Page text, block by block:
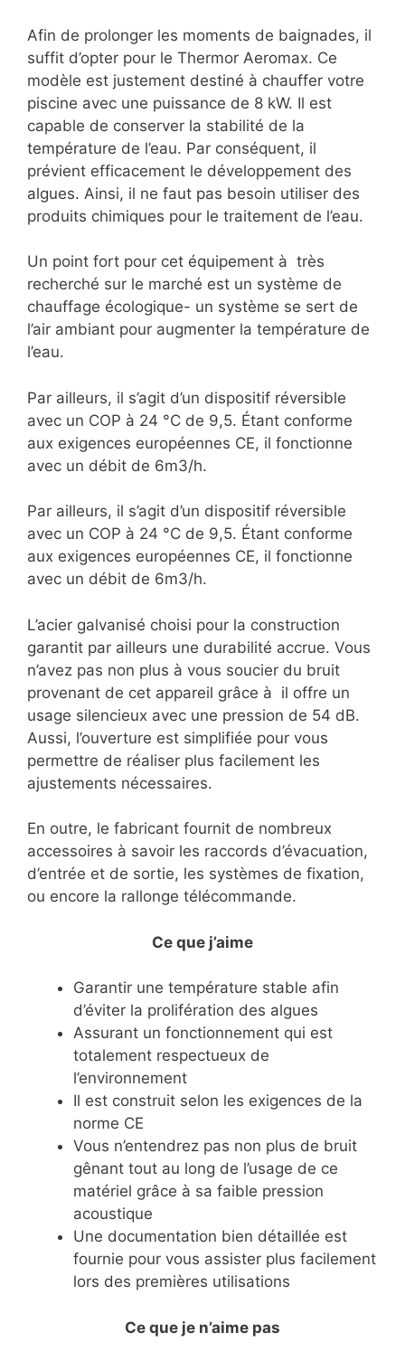
Afin de prolonger les moments de baignades, il
suffit d’opter pour le Thermor Aeromax. Ce
modèle est justement destiné à chauffer votre
piscine avec une puissance de 8 kW. Il est
capable de conserver la stabilité de la
température de l’eau. Par conséquent, il
prévient efficacement le développement des
algues. Ainsi, il ne faut pas besoin utiliser des
produits chimiques pour le traitement de l’eau.
Un point fort pour cet équipement à très
recherché sur le marché est un système de
chauffage écologique- un système se sert de
l’air ambiant pour augmenter la température de
l’eau.
Par ailleurs, il s’agit d’un dispositif réversible
avec un COP à 24 °C de 9,5. Étant conforme
aux exigences européennes CE, il fonctionne
avec un débit de 6m3/h.
Par ailleurs, il s’agit d’un dispositif réversible
avec un COP à 24 °C de 9,5. Étant conforme
aux exigences européennes CE, il fonctionne
avec un débit de 6m3/h.
L’acier galvanisé choisi pour la construction
garantit par ailleurs une durabilité accrue. Vous
n’avez pas non plus à vous soucier du bruit
provenant de cet appareil grâce à il offre un
usage silencieux avec une pression de 54 dB.
Aussi, l’ouverture est simplifiée pour vous
permettre de réaliser plus facilement les
ajustements nécessaires.
En outre, le fabricant fournit de nombreux
accessoires à savoir les raccords d’évacuation,
d’entrée et de sortie, les systèmes de fixation,
ou encore la rallonge télécommande.
Ce que j’aime
Garantir une température stable afin
d’éviter la prolifération des algues
Assurant un fonctionnement qui est
totalement respectueux de
l’environnement
Il est construit selon les exigences de la
norme CE
Vous n’entendrez pas non plus de bruit
gênant tout au long de l’usage de ce
matériel grâce à sa faible pression
acoustique
Une documentation bien détaillée est
fournie pour vous assister plus facilement
lors des premières utilisations
Ce que je n’aime pas